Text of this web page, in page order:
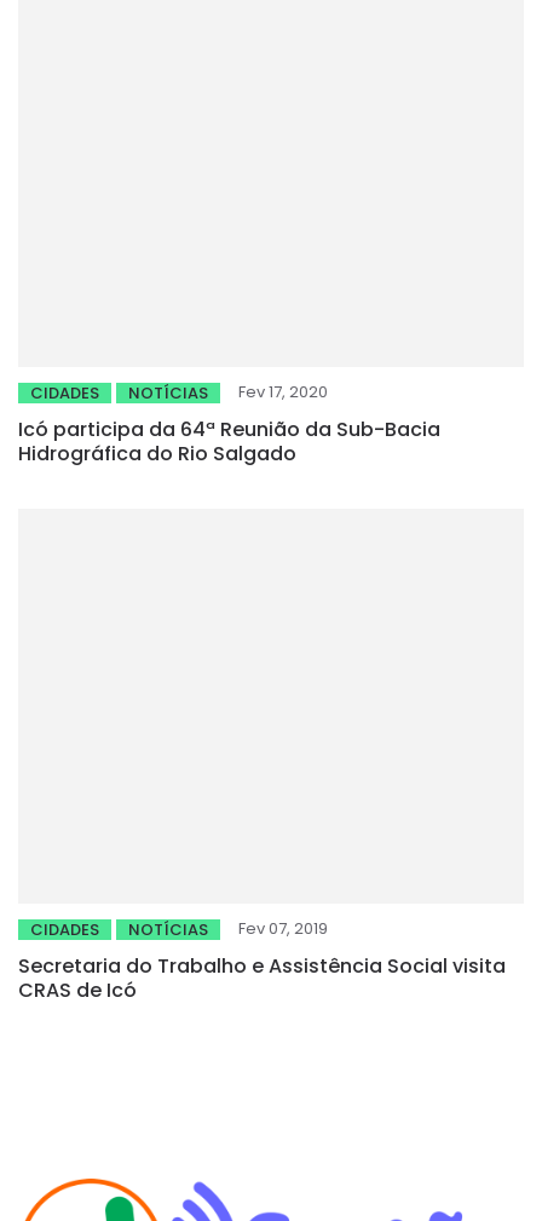
CIDADES NOTÍCIAS Fev 17, 2020
Icó participa da 64ª Reunião da Sub-Bacia
Hidrográfica do Rio Salgado
CIDADES NOTÍCIAS Fev 07, 2019
Secretaria do Trabalho e Assistência Social visita
CRAS de Icó